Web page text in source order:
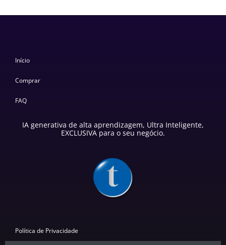
Início
Comprar
FAQ
IA generativa de alta aprendizagem, Ultra Inteligente,
EXCLUSIVA para o seu negócio.
Política de Privacidade